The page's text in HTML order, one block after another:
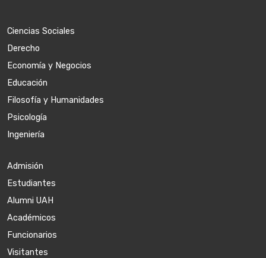
Ciencias Sociales
Derecho
Economía y Negocios
Educación
Filosofía y Humanidades
Psicología
Ingeniería
Admisión
Estudiantes
Alumni UAH
Académicos
Funcionarios
Visitantes